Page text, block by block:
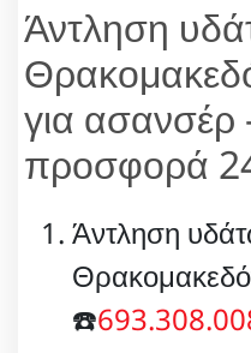
Άντληση
για ασανσέρ
προσφορά
Άντληση
☎️